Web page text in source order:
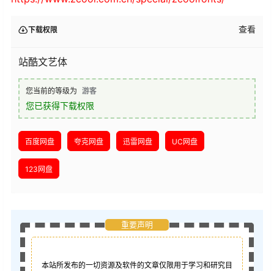
下载权限 查看
站酷文艺体
您当前的等级为 游客
您已获得下载权限
百度网盘 夸克网盘 迅雷网盘 UC网盘
123网盘
重要声明
本站所发布的一切资源及软件的文章仅限用于学习和研究目